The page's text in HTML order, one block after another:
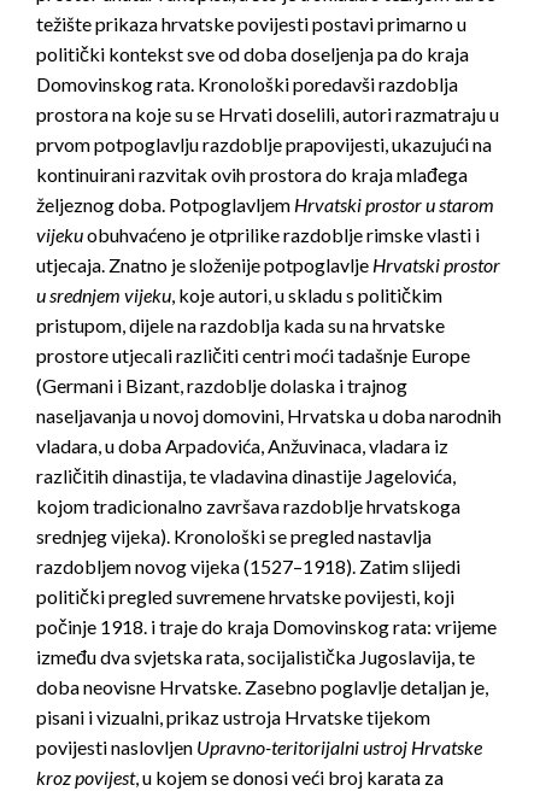
težište prikaza hrvatske povijesti postavi primarno u
politički kontekst sve od doba doseljenja pa do kraja
Domovinskog rata. Kronološki poredavši razdoblja
prostora na koje su se Hrvati doselili, autori razmatraju u
prvom potpoglavlju razdoblje prapovijesti, ukazujući na
kontinuirani razvitak ovih prostora do kraja mlađega
željeznog doba. Potpoglavljem Hrvatski prostor u starom
vijekuobuhvaćeno je otprilike razdoblje rimske vlasti i
utjecaja. Znatno je složenije potpoglavlje Hrvatski prostor
u srednjem vijeku, koje autori, u skladu s političkim
pristupom, dijele na razdoblja kada su na hrvatske
prostore utjecali različiti centri moći tadašnje Europe
(Germani i Bizant, razdoblje dolaska i trajnog
naseljavanja u novoj domovini, Hrvatska u doba narodnih
vladara, u doba Arpadovića, Anžuvinaca, vladara iz
različitih dinastija, te vladavina dinastije Jagelovića,
kojom tradicionalno završava razdoblje hrvatskoga
srednjeg vijeka). Kronološki se pregled nastavlja
razdobljem novog vijeka (1527–1918). Zatim slijedi
politički pregled suvremene hrvatske povijesti, koji
počinje 1918. i traje do kraja Domovinskog rata: vrijeme
između dva svjetska rata, socijalistička Jugoslavija, te
doba neovisne Hrvatske. Zasebno poglavlje detaljan je,
pisani i vizualni, prikaz ustroja Hrvatske tijekom
povijesti naslovljen Upravno-teritorijalni ustroj Hrvatske
kroz povijest, u kojem se donosi veći broj karata za